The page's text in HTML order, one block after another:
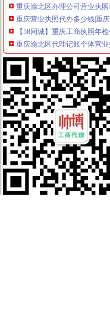
重庆营业执照代办多少钱|重
【58同城】重庆工商执照年
重庆渝北区代理记账个体营
九龙坡区工商执照代办-重庆爱
料料：重庆渝北营业执照办
【渝北区亿源财税会计代理
渝北龙溪办营业执照在哪里办
重庆渝北区贸易公司成立怎
渝北区餐饮营业执照代办_志
公司营业执照代办|重庆浩恩|
重庆渝北新牌坊附近执照代
www.cqjzzz.com重庆建筑资
重庆建筑资质代办观音桥施
渝北罗森营业执照_百度知道
代理重庆渝北区软件公司营
【企业服务找赢缘财务,代理
代办营业执照上海什么牌子
【重庆代办/变更营业执照、
十年经验,0元代办公司,可提
【渝北卫生许可证代办、渝
重庆公司注册代办公司注销